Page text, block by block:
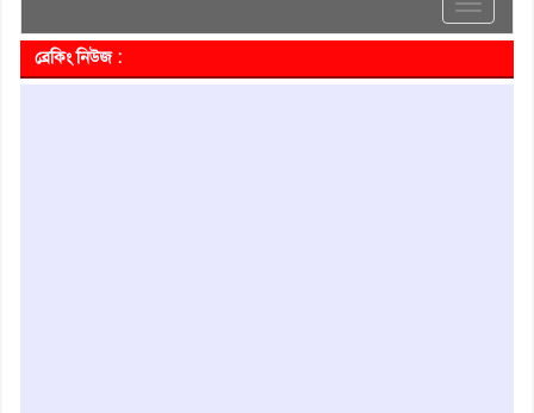
Toggle
ব্রেকিং নিউজ :